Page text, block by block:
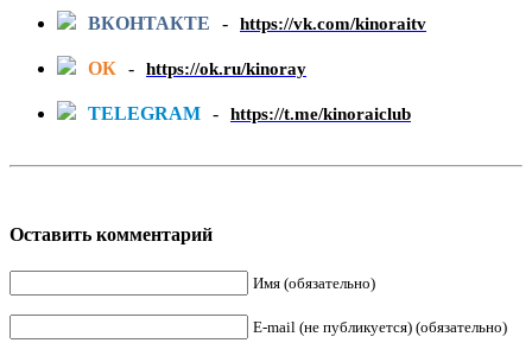
ВКОНТАКТЕ - https://vk.com/kinoraitv
ОК - https://ok.ru/kinoray
TELEGRAM - https://t.me/kinoraiclub
Оставить комментарий
Имя (обязательно)
E-mail (не публикуется) (обязательно)